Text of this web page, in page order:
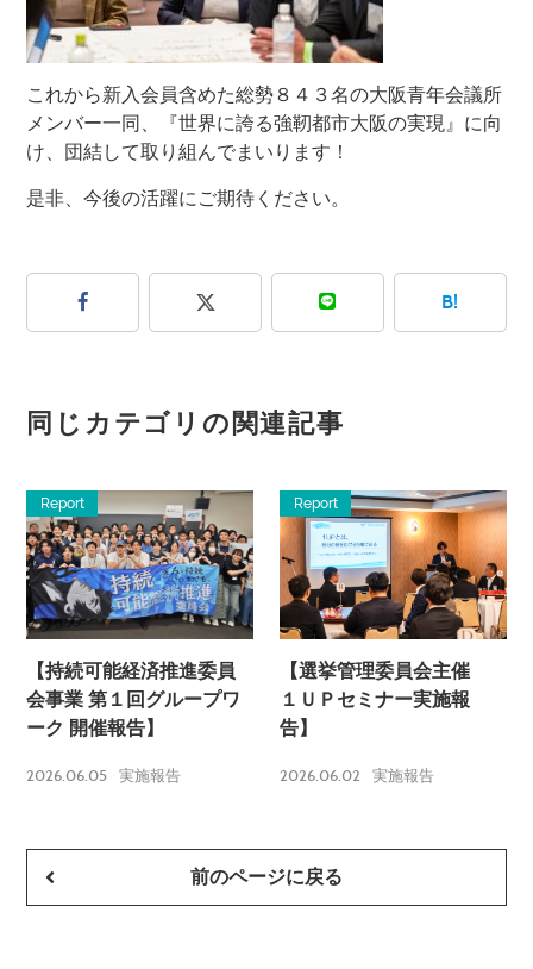
これから新入会員含めた総勢８４３名の大阪青年会議所
メンバー一同、『世界に誇る強靭都市大阪の実現』に向
け、団結して取り組んでまいります！
是非、今後の活躍にご期待ください。
B!
同じカテゴリの関連記事
Report
【持続可能経済推進委員
会事業 第１回グループワ
ーク 開催報告】
2026.06.05 実施報告
Report
【選挙管理委員会主催
１ＵＰセミナー実施報
告】
2026.06.02 実施報告
前のページに戻る